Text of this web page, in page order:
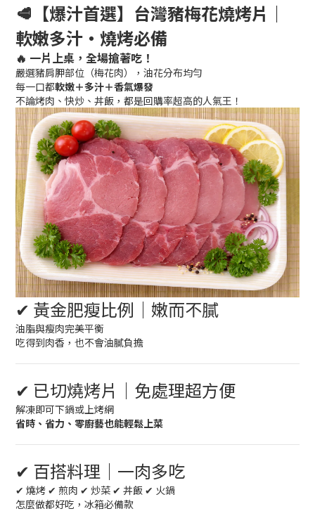
🥩【爆汁首選】 台灣豬梅花燒烤片｜
軟嫩多汁・燒烤必備
🔥 一片上桌，全場搶著吃！
嚴選豬肩胛部位（梅花肉），油花分布均勻
每一口都軟嫩＋多汁＋香氣爆發
不論烤肉、快炒、丼飯，都是回購率超高的人氣王！
✔ 黃金肥瘦比例｜嫩而不膩
油脂與瘦肉完美平衡
吃得到肉香，也不會油膩負擔
✔ 已切燒烤片｜免處理超方便
解凍即可下鍋或上烤網
省時、省力、零廚藝也能輕鬆上菜
✔ 百搭料理｜一肉多吃
✔ 燒烤 ✔ 煎肉 ✔ 炒菜 ✔ 丼飯 ✔ 火鍋
怎麼做都好吃，冰箱必備款